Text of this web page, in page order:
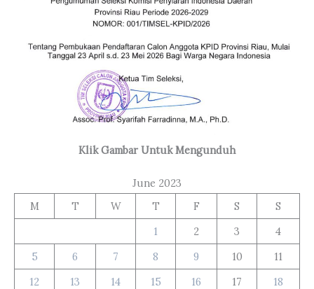
Klik Gambar Untuk Mengunduh
June 2023
M
T W T F S
S
1
2 3
4
5
6 7 8 9 10
11
12
13 14 15 16 17
18